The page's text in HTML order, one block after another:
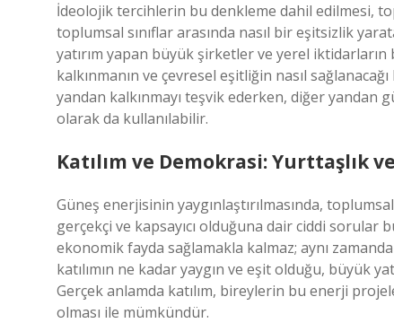
İdeolojik tercihlerin bu denkleme dahil edilmesi,
toplumsal sınıflar arasında nasıl bir eşitsizlik
yatırım yapan büyük şirketler ve yerel
kalkınmanın ve çevresel eşitliğin nasıl
yandan kalkınmayı teşvik ederken, diğer yandan
olarak da kullanılabilir.
Katılım ve Demokrasi: Yurttaşlık
Güneş enerjisinin yaygınlaştırılmasında,
gerçekçi ve kapsayıcı olduğuna dair ciddi sorular
ekonomik fayda sağlamakla kalmaz; aynı
katılımın ne kadar yaygın ve eşit olduğu, büyük
Gerçek anlamda katılım, bireylerin bu enerji
olması ile mümkündür.